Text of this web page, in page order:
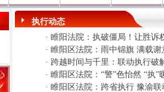
执行动态
· 睢阳法院：执破僵局！让胜诉
· 睢阳区法院：雨中锦旗 满载谢
· 跨越时间与千里：联动执行破
· 睢阳区法院：“警”色怡然 “执”
· 睢阳区法院：跨省执行 豫渝